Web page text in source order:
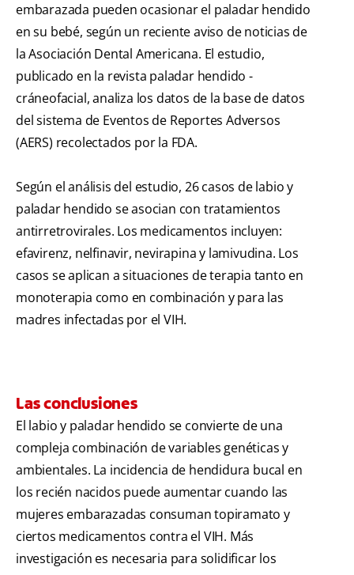
embarazada pueden ocasionar el paladar hendido
en su bebé, según un reciente aviso de noticias de
la Asociación Dental Americana. El estudio,
publicado en la revista paladar hendido -
cráneofacial, analiza los datos de la base de datos
del sistema de Eventos de Reportes Adversos
(AERS) recolectados por la FDA.
Según el análisis del estudio, 26 casos de labio y
paladar hendido se asocian con tratamientos
antirretrovirales. Los medicamentos incluyen:
efavirenz, nelfinavir, nevirapina y lamivudina. Los
casos se aplican a situaciones de terapia tanto en
monoterapia como en combinación y para las
madres infectadas por el VIH.
Las conclusiones
El labio y paladar hendido se convierte de una
compleja combinación de variables genéticas y
ambientales. La incidencia de hendidura bucal en
los recién nacidos puede aumentar cuando las
mujeres embarazadas consuman topiramato y
ciertos medicamentos contra el VIH. Más
investigación es necesaria para solidificar los